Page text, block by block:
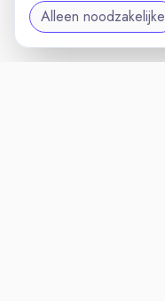
Alleen noodzakelijke